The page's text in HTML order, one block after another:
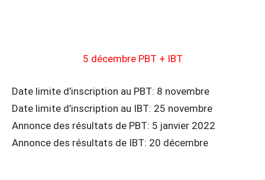
5 décembre PBT + IBT
Date limite d’inscription au PBT: 8 novembre
Date limite d’inscription au IBT: 25 novembre
Annonce des résultats de PBT: 5 janvier 2022
Annonce des résultats de IBT: 20 décembre